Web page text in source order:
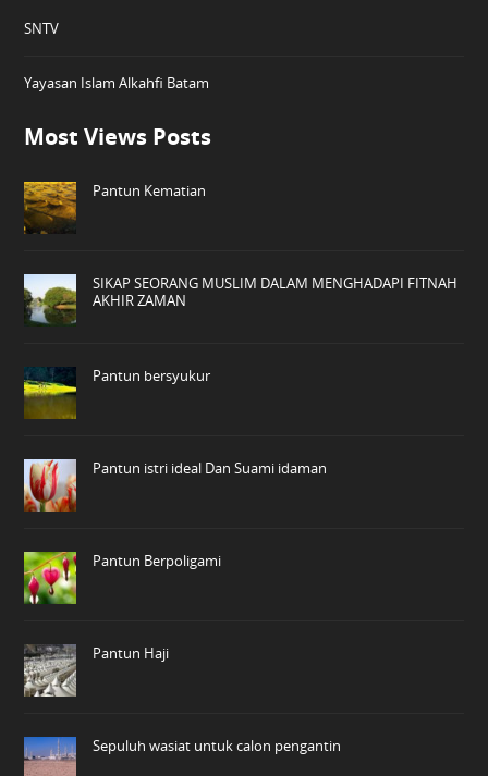
SNTV
Yayasan Islam Alkahfi Batam
Most Views Posts
Pantun Kematian
SIKAP SEORANG MUSLIM DALAM MENGHADAPI FITNAH
AKHIR ZAMAN
Pantun bersyukur
Pantun istri ideal Dan Suami idaman
Pantun Berpoligami
Pantun Haji
Sepuluh wasiat untuk calon pengantin